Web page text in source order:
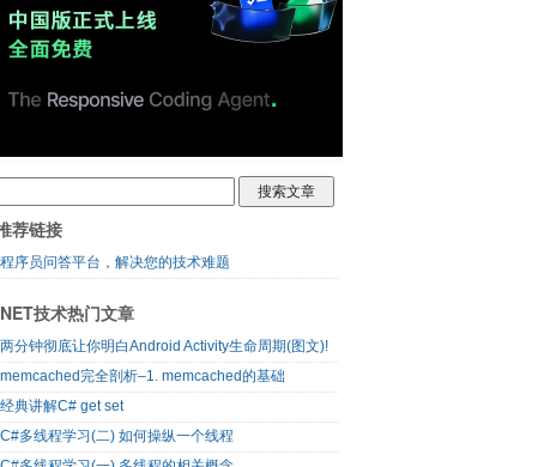
荐链接
程序员问答平台，解决您的技术难题
技术热门文章
两分钟彻底让你明白Android Activity生命周期(图文)!
memcached完全剖析–1. memcached的基础
经典讲解C# get set
C#多线程学习(二) 如何操纵一个线程